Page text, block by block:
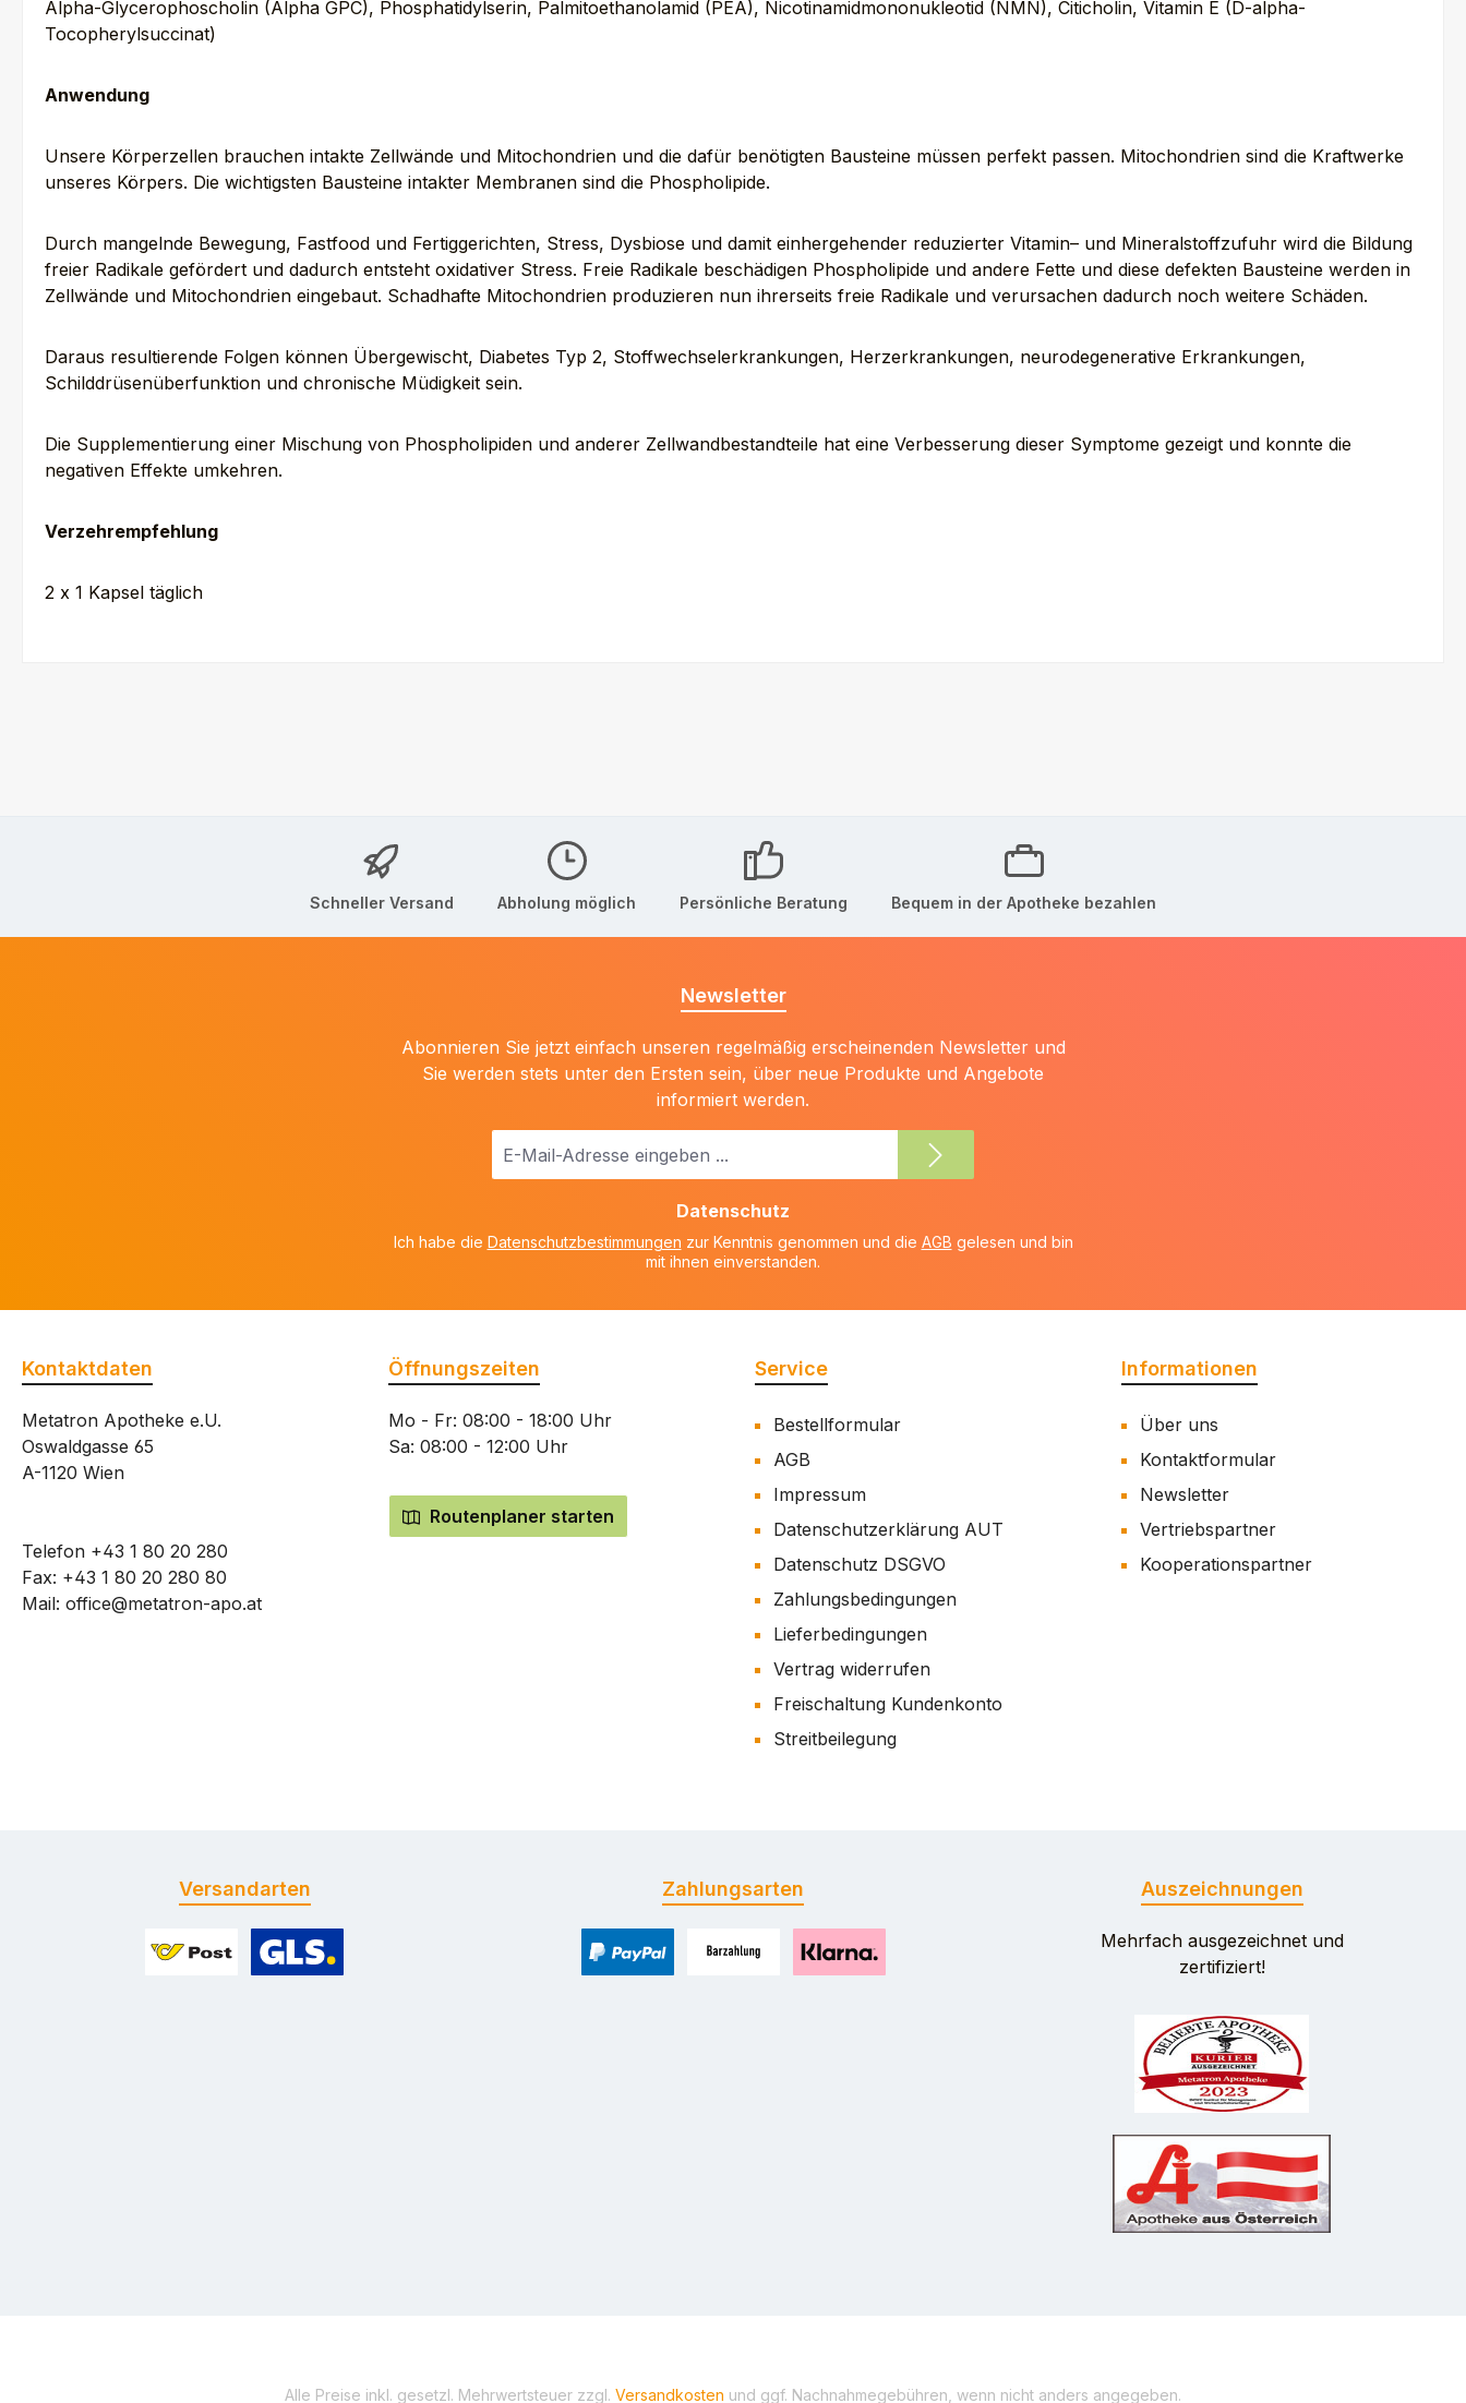
Alpha-Glycerophoscholin (Alpha GPC), Phosphatidylserin, Palmitoethanolamid (PEA), Nicotinamidmononukleotid (NMN), Citicholin, Vitamin E (D-alpha-
Tocopherylsuccinat)
Anwendung
Unsere Körperzellen brauchen intakte Zellwände und Mitochondrien und die dafür benötigten Bausteine müssen perfekt passen. Mitochondrien sind die Kraftwerke
unseres Körpers. Die wichtigsten Bausteine intakter Membranen sind die Phospholipide.
Durch mangelnde Bewegung, Fastfood und Fertiggerichten, Stress, Dysbiose und damit einhergehender reduzierter Vitamin– und Mineralstoffzufuhr wird die Bildung
freier Radikale gefördert und dadurch entsteht oxidativer Stress. Freie Radikale beschädigen Phospholipide und andere Fette und diese defekten Bausteine werden in
Zellwände und Mitochondrien eingebaut. Schadhafte Mitochondrien produzieren nun ihrerseits freie Radikale und verursachen dadurch noch weitere Schäden.
Daraus resultierende Folgen können Übergewischt, Diabetes Typ 2, Stoffwechselerkrankungen, Herzerkrankungen, neurodegenerative Erkrankungen,
Schilddrüsenüberfunktion und chronische Müdigkeit sein.
Die Supplementierung einer Mischung von Phospholipiden und anderer Zellwandbestandteile hat eine Verbesserung dieser Symptome gezeigt und konnte die
negativen Effekte umkehren.
Verzehrempfehlung
2 x 1 Kapsel täglich
Schneller Versand Abholung möglich Persönliche Beratung Bequem in der Apotheke bezahlen
Newsletter
Abonnieren Sie jetzt einfach unseren regelmäßig erscheinenden Newsletter und
Sie werden stets unter den Ersten sein, über neue Produkte und Angebote
informiert werden.
E-
Datenschutz
Ich habe die Datenschutzbestimmungen zur Kenntnis genommen und die AGB gelesen und bin
mit ihnen einverstanden.
Kontaktdaten
Metatron Apotheke e.U.
Oswaldgasse 65
A-1120 Wien
Telefon +43 1 80 20 280
Fax: +43 1 80 20 280 80
Mail: office@metatron-apo.at
Öffnungszeiten
Mo - Fr: 08:00 - 18:00 Uhr
Sa: 08:00 - 12:00 Uhr
Routenplaner starten
Service
Bestellformular
AGB
Impressum
Datenschutzerklärung AUT
Datenschutz DSGVO
Zahlungsbedingungen
Lieferbedingungen
Vertrag widerrufen
Freischaltung Kundenkonto
Streitbeilegung
Informationen
Über uns
Kontaktformular
Newsletter
Vertriebspartner
Kooperationspartner
Versandarten Zahlungsarten Auszeichnungen
Mehrfach ausgezeichnet und
zertifiziert!
Alle Preise inkl. gesetzl. Mehrwertsteuer zzgl. Versandkosten und ggf. Nachnahmegebühren, wenn nicht anders angegeben.